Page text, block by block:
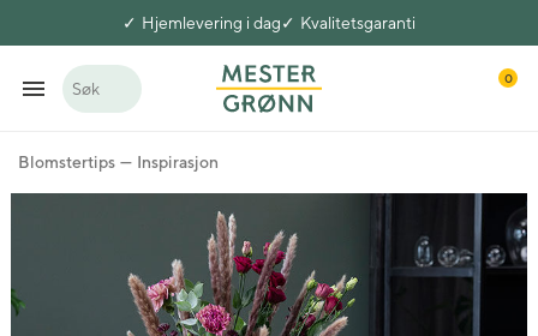
Hjemlevering i dag Kvalitetsgaranti
Søk
0
Blomstertips Inspirasjon